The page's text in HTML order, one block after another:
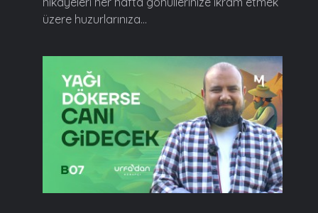
üzere huzurlarınıza...